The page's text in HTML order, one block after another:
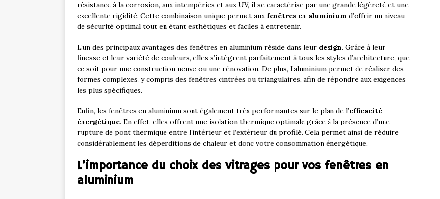
résistance à la corrosion, aux intempéries et aux UV, il se caractérise par une grande légèreté et une
excellente rigidité. Cette combinaison unique permet aux fenêtres en aluminium d’offrir un niveau
de sécurité optimal tout en étant esthétiques et faciles à entretenir.
L’un des principaux avantages des fenêtres en aluminium réside dans leur design. Grâce à leur
finesse et leur variété de couleurs, elles s’intègrent parfaitement à tous les styles d’architecture, que
ce soit pour une construction neuve ou une rénovation. De plus, l’aluminium permet de réaliser des
formes complexes, y compris des fenêtres cintrées ou triangulaires, afin de répondre aux exigences
les plus spécifiques.
Enfin, les fenêtres en aluminium sont également très performantes sur le plan de l’efficacité
énergétique. En effet, elles offrent une isolation thermique optimale grâce à la présence d’une
rupture de pont thermique entre l’intérieur et l’extérieur du profilé. Cela permet ainsi de réduire
considérablement les déperditions de chaleur et donc votre consommation énergétique.
L’importance du choix des vitrages pour vos fenêtres en
aluminium